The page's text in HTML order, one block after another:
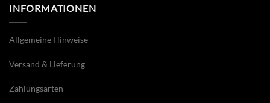
INFORMATIONEN
Allgemeine Hinweise
Versand & Lieferung
Zahlungsarten